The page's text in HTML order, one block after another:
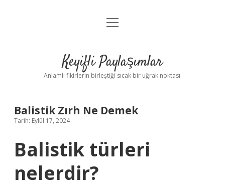
Anasayfa
Yasal Uyarı
menüyü
Keyifli Paylaşımlar
Anlamlı fikirlerin birleştiği sıcak bir uğrak noktası.
Balistik Zırh Ne Demek
Tarih: Eylül 17, 2024
Balistik türleri
nelerdir?